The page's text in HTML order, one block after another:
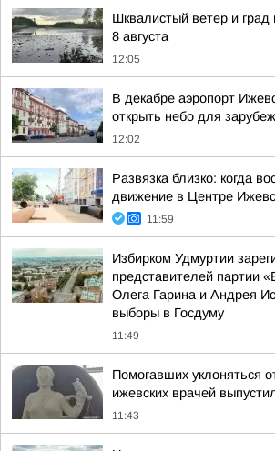
Шквалистый ветер и
8 августа
12:05
В декабре аэропорт
открыть небо для
12:02
Развязка близко: когда
движение в Центре
11:59
Избирком Удмуртии
представителей партии
Олега Гарина и Андрея
выборы в Госдуму
11:49
Помогавших уклоняться
ижевских врачей
11:43